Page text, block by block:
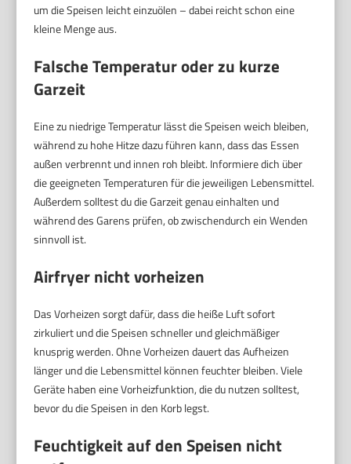
um die Speisen leicht einzuölen – dabei reicht schon eine
kleine Menge aus.
Falsche Temperatur oder zu kurze
Garzeit
Eine zu niedrige Temperatur lässt die Speisen weich bleiben,
während zu hohe Hitze dazu führen kann, dass das Essen
außen verbrennt und innen roh bleibt. Informiere dich über
die geeigneten Temperaturen für die jeweiligen Lebensmittel.
Außerdem solltest du die Garzeit genau einhalten und
während des Garens prüfen, ob zwischendurch ein Wenden
sinnvoll ist.
Airfryer nicht vorheizen
Das Vorheizen sorgt dafür, dass die heiße Luft sofort
zirkuliert und die Speisen schneller und gleichmäßiger
knusprig werden. Ohne Vorheizen dauert das Aufheizen
länger und die Lebensmittel können feuchter bleiben. Viele
Geräte haben eine Vorheizfunktion, die du nutzen solltest,
bevor du die Speisen in den Korb legst.
Feuchtigkeit auf den Speisen nicht